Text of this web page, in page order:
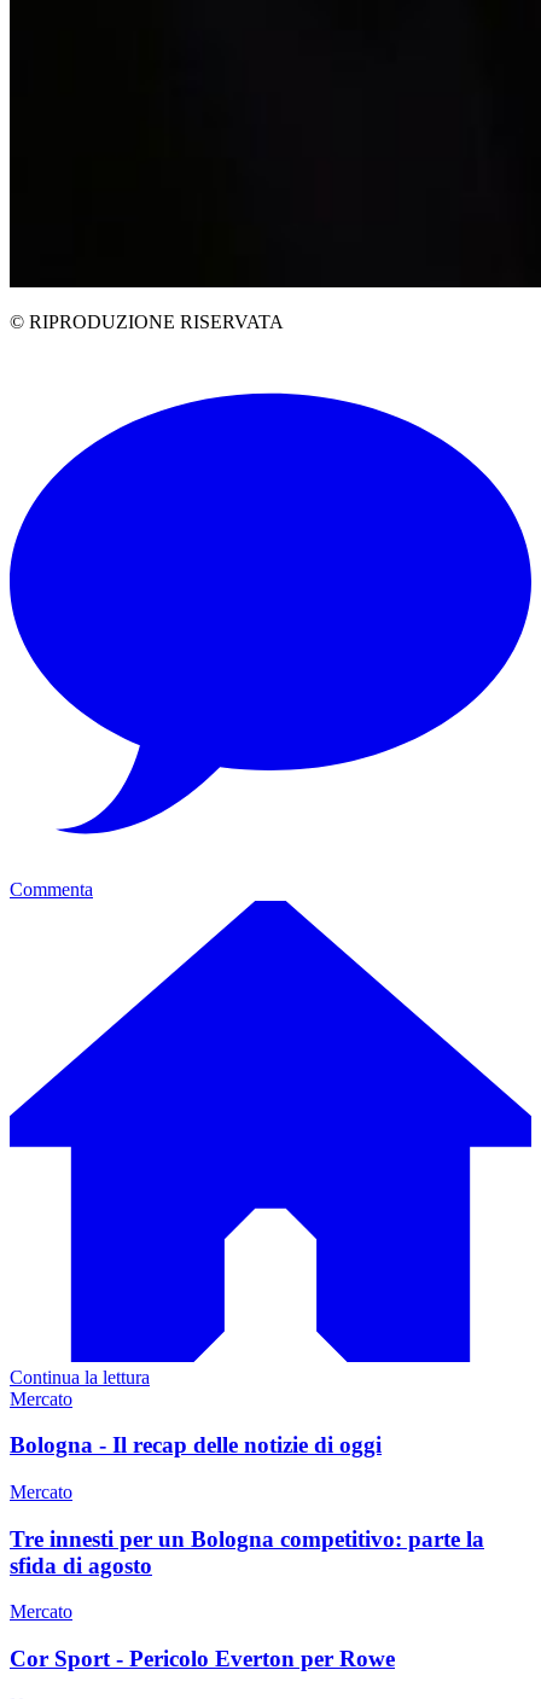
© RIPRODUZIONE RISERVATA
Commenta
Continua la lettura
Mercato
Bologna - Il recap delle notizie di oggi
Mercato
Tre innesti per un Bologna competitivo: parte la
sfida di agosto
Mercato
Cor Sport - Pericolo Everton per Rowe